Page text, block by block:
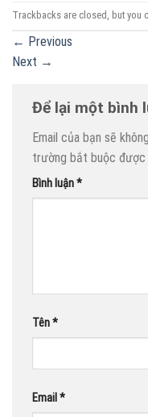
Trackbacks are closed, but you
← Previous
Next →
Để lại một bình
Email của bạn sẽ
trường bắt buộc được
Bình luận*
Tên*
Email *